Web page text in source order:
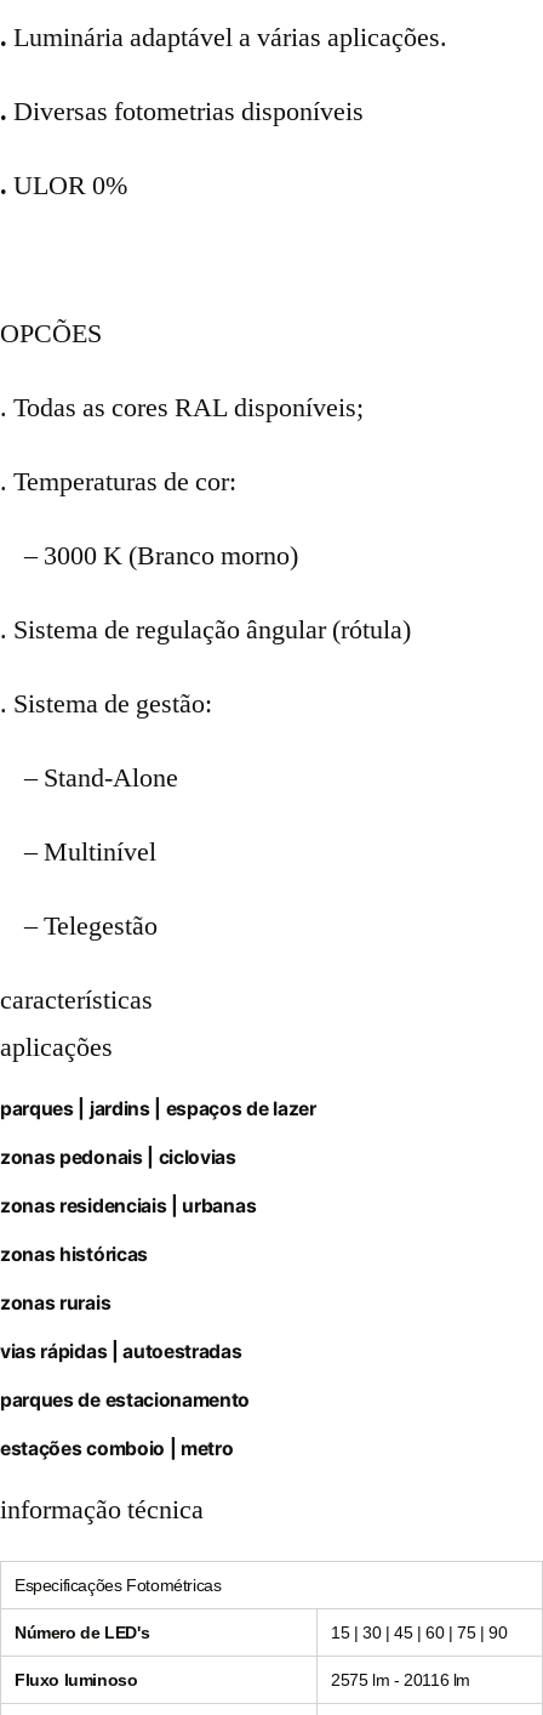
. Luminária adaptável a várias aplicações.
. Diversas fotometrias disponíveis
. ULOR 0%
OPCÕES
. Todas as cores RAL disponíveis;
. Temperaturas de cor:
– 3000 K (Branco morno)
. Sistema de regulação ângular (rótula)
. Sistema de gestão:
– Stand-Alone
– Multinível
– Telegestão
características
aplicações
parques | jardins | espaços de lazer
zonas pedonais | ciclovias
zonas residenciais | urbanas
zonas históricas
zonas rurais
vias rápidas | autoestradas
parques de estacionamento
estações comboio | metro
informação técnica
Especificações Fotométricas
Número de LED's 15 | 30 | 45 | 60 | 75 | 90
Fluxo luminoso 2575 lm - 20116 lm